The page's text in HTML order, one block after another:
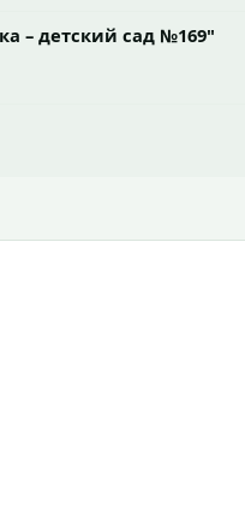
– детский сад №169"